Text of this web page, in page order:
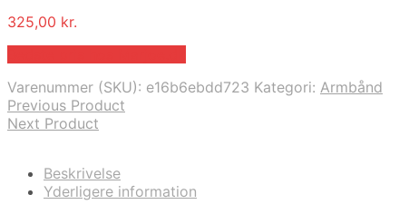
325,00 kr.
Varenummer (SKU): e16b6ebdd723 Kategori: Armbånd
Previous Product
Next Product
Beskrivelse
Yderligere information